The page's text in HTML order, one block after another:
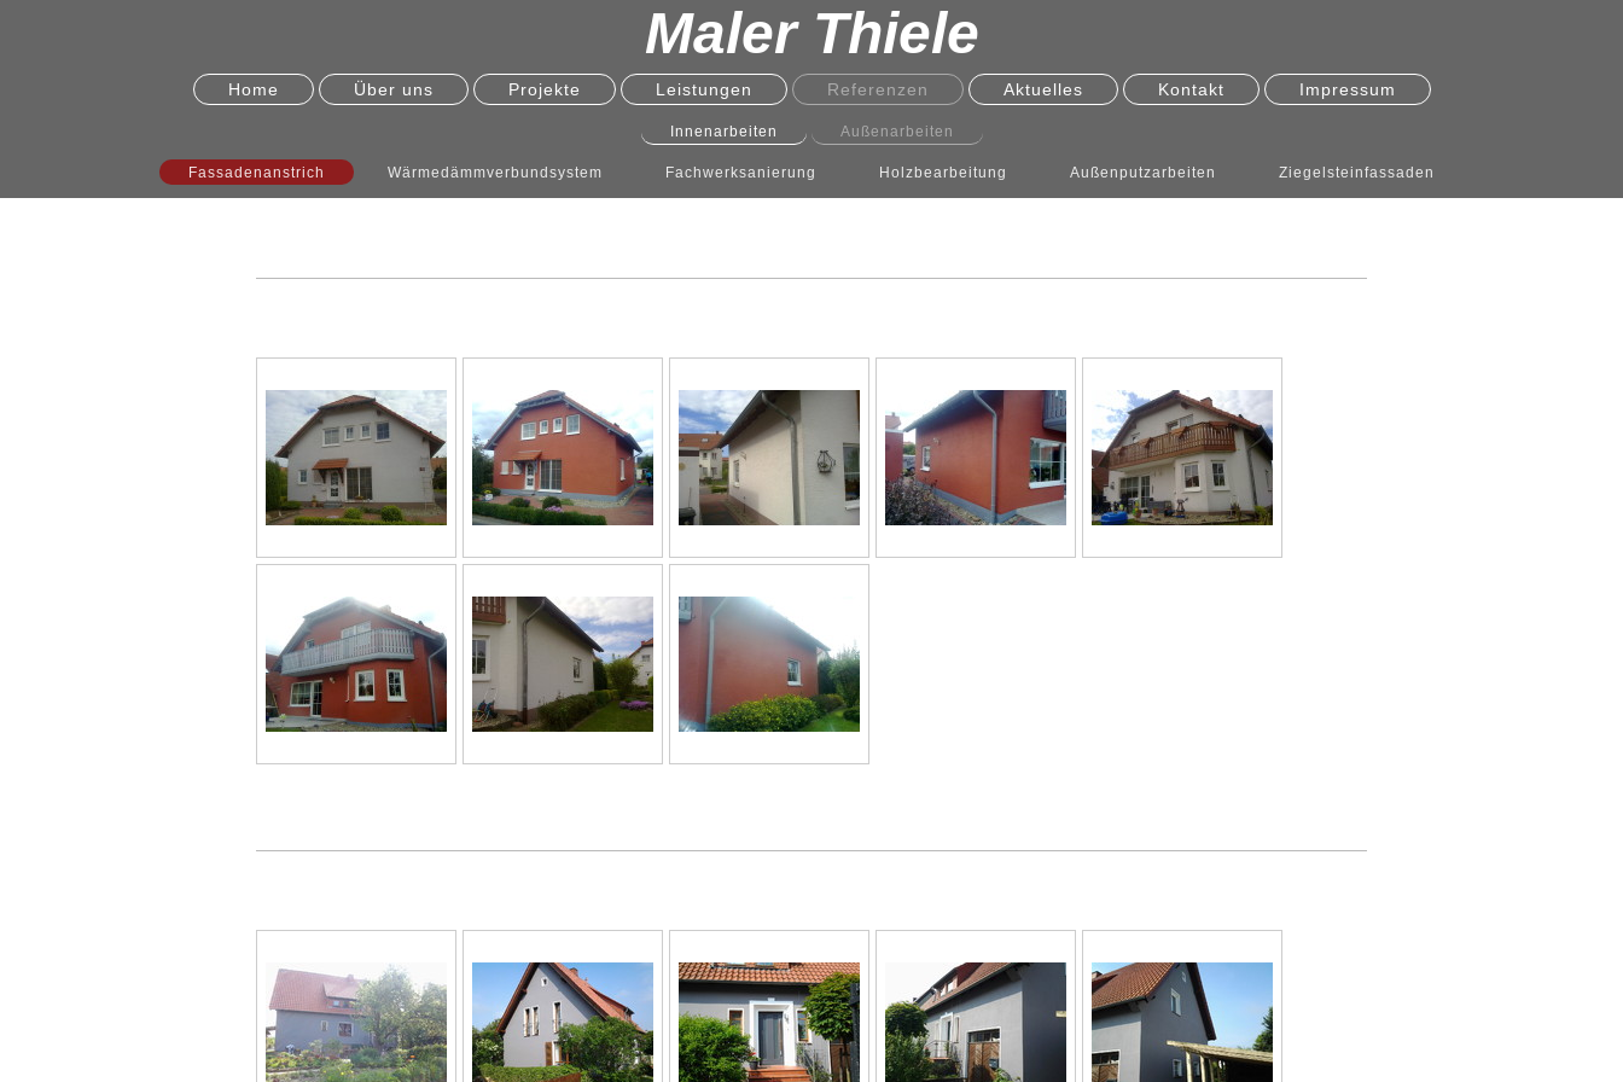
Maler Thiele
Home Über uns Projekte Leistungen Referenzen Aktuelles Kontakt Impressum
Innenarbeiten Außenarbeiten
Fassadenanstrich Wärmedämmverbundsystem Fachwerksanierung Holzbearbeitung Außenputzarbeiten Ziegelsteinfassaden